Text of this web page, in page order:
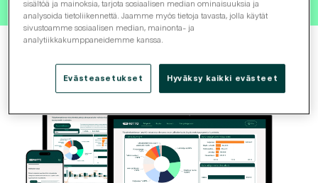
sisältöä ja mainoksia, tarjota sosiaalisen median ominaisuuksia ja
analysoida tietoliikennettä. Jaamme myös tietoja tavasta, jolla käytät
sivustoamme sosiaalisen median, mainonta- ja
analytiikkakumppaneidemme kanssa.
Evästeasetukset Hyväksy kaikki evästeet